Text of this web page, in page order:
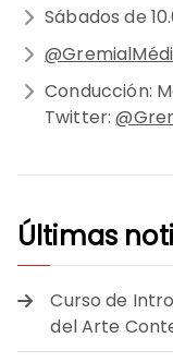
Sábados de
Conducción:
Twitter:
Últimas
Curso de
del Arte